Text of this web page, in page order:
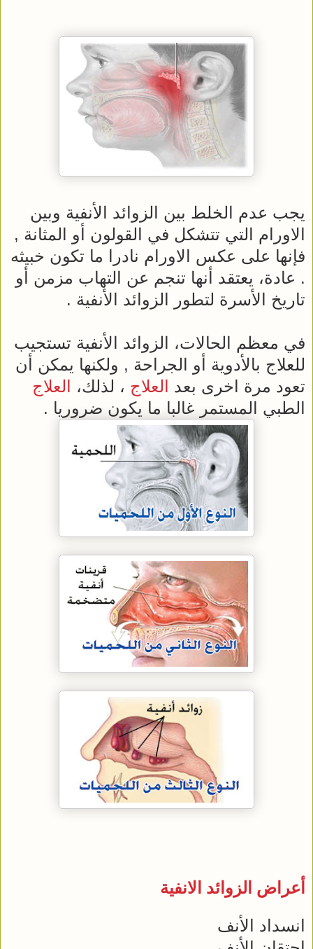
يجب عدم الخلط بين الزوائد الأنفية وبين
الاورام التي تتشكل في القولون أو المثانة ,
فإنها على عكس الاورام نادرا ما تكون خبيثه
. عادة، يعتقد أنها تنجم عن التهاب مزمن أو
تاريخ الأسرة لتطور الزوائد الأنفية .
في معظم الحالات، الزوائد الأنفية تستجيب
للعلاج بالأدوية أو الجراحة , ولكنها يمكن أن
تعود مرة اخرى بعد العلاج ، لذلك، العلاج
الطبي المستمر غالبا ما يكون ضروريا .
أعراض الزوائد الانفية
انسداد الأنف